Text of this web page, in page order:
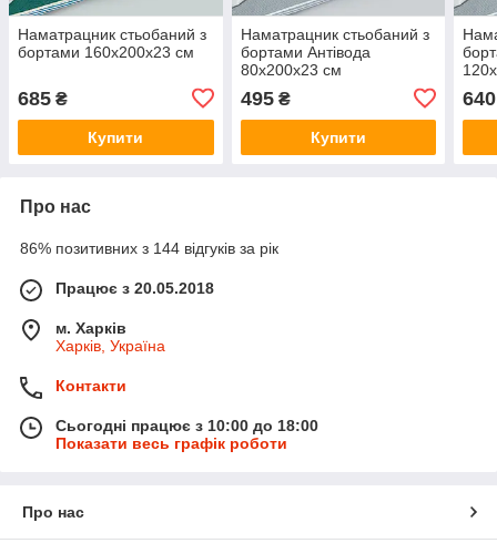
Наматрацник стьобаний з
бортами 160х200х23 см
685 ₴
Купити
Наматрацник стьобаний з
бортами Антівода
80х200х23 см
495₴
Купити
640
Про нас
86% позитивних з 144 відгуків за рік
Працює з 20.05.2018
м. Харків
Харків, Україна
Контакти
Сьогодні працює з 10:00 до 18:00
Показати весь графік роботи
Про нас